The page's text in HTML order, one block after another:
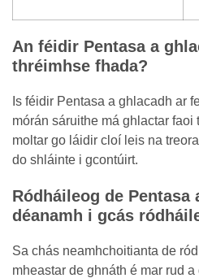
An féidir Pentasa a
thréimhse fhada?
Is féidir Pentasa a ghlacadh ar
mórán sáruithe má ghlactar faoi
moltar go láidir cloí leis na
do shláinte i gcontúirt.
Ródháileog de Pentasa
déanamh i gcás
Sa chás neamhchoitianta de
mheastar de ghnáth é mar rud a